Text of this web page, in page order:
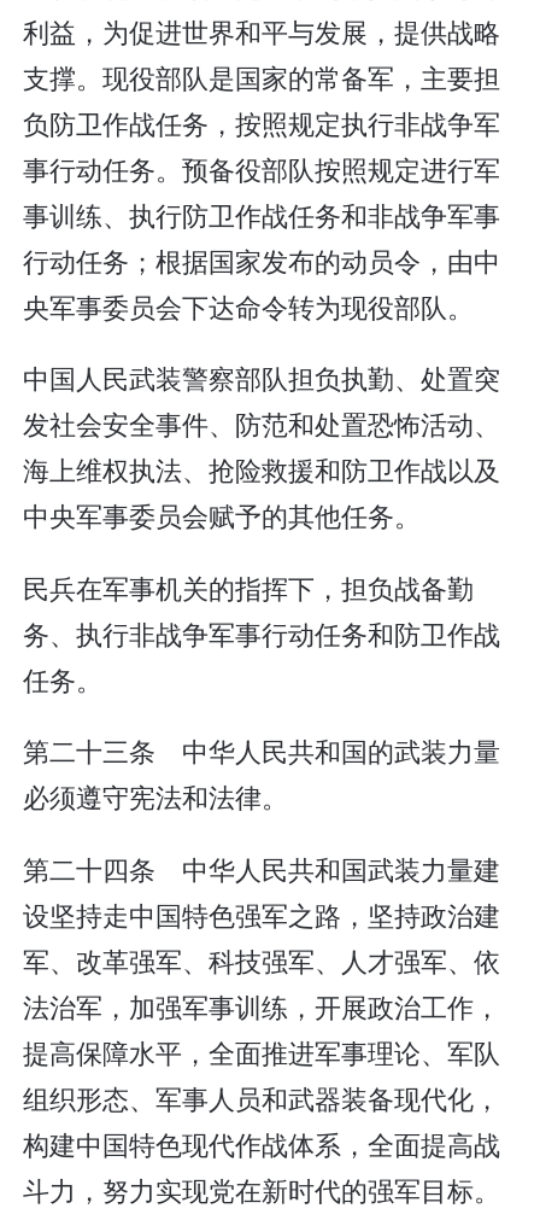
利益，为促进世界和平与发展，提供战略
支撑。现役部队是国家的常备军，主要担
负防卫作战任务，按照规定执行非战争军
事行动任务。预备役部队按照规定进行军
事训练、执行防卫作战任务和非战争军事
行动任务；根据国家发布的动员令，由中
央军事委员会下达命令转为现役部队。
中国人民武装警察部队担负执勤、处置突
发社会安全事件、防范和处置恐怖活动、
海上维权执法、抢险救援和防卫作战以及
中央军事委员会赋予的其他任务。
民兵在军事机关的指挥下，担负战备勤
务、执行非战争军事行动任务和防卫作战
任务。
第二十三条 中华人民共和国的武装力量
必须遵守宪法和法律。
第二十四条 中华人民共和国武装力量建
设坚持走中国特色强军之路，坚持政治建
军、改革强军、科技强军、人才强军、依
法治军，加强军事训练，开展政治工作，
提高保障水平，全面推进军事理论、军队
组织形态、军事人员和武器装备现代化，
构建中国特色现代作战体系，全面提高战
斗力，努力实现党在新时代的强军目标。